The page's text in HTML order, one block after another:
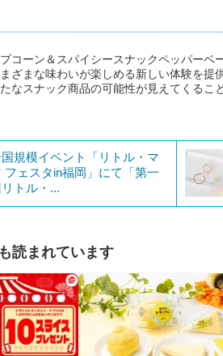
プコーン＆スパイシースナックペッパー
ざまな味わいが楽しめる新しい体験を
なスナック商品の可能性が見えてくるこ
規模イベント「リトル・マ
フェスタin福岡」にて「第一
トル・...
読まれています